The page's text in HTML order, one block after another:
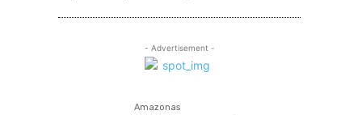
- Advertisement -
Amazonas